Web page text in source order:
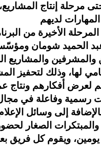
مرحلة إنتاج
الأخيرة من
الحميد شومان ومؤسّسة
والمشرفين والمشاريع
لها، وذلك لتحفيز
لعرض أفكارهم ونتاج
رسمية وفاعلة في مجال
إلى وسائل
والمبتكرات الصغار
ويقوم كل فريق